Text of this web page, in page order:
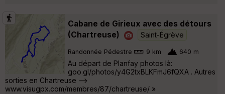
Cabane de Girieux avec des détours
(Chartreuse)
Saint-Égrève
Randonnée Pédestre 9 km 640 m
Au départ de Planfay photos là:
goo.gl/photos/y4G2txBLKFmJ6fQXA . Autres
sorties en Chartreuse -->
www.visugpx.com/membres/87/chartreuse/ »